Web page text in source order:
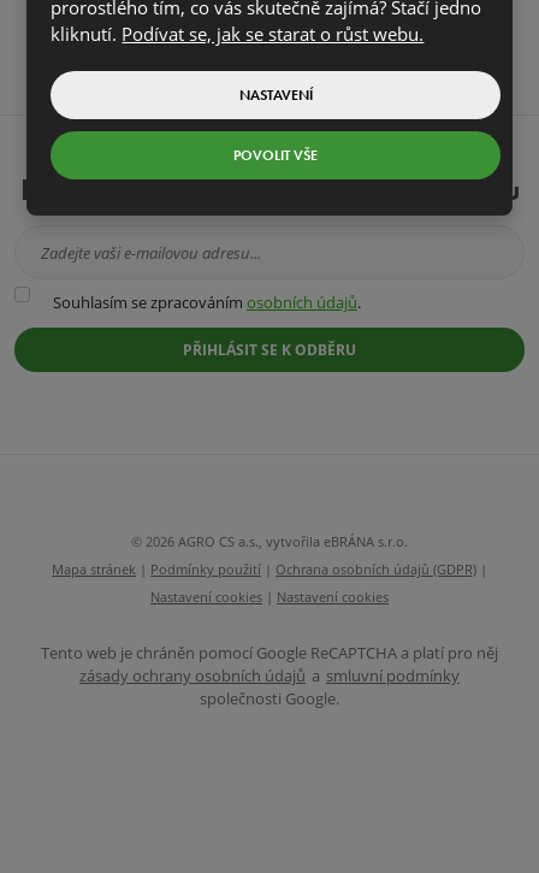
NEWSLETTER
Přihlašte se k odběru našeho magazínu
Souhlasím
zpracováním
osobních
Souhlasím se zpracováním osobních údajů.
PŘIHLÁSIT SE K ODBĚRU
© 2026 AGRO CS a.s., vytvořila eBRÁNA s.r.o.
Mapa stránek | Podmínky použití | Ochrana osobních údajů (GDPR) |
Nastavení cookies | Nastavení cookies
Tento web je chráněn pomocí Google ReCAPTCHA a platí pro něj
zásady ochrany osobních údajů a smluvní podmínky
společnosti Google.
prorostlého tím, co vás skutečně zajímá? Stačí jedno
kliknutí. Podívat se, jak se starat o růst webu.
NASTAVENÍ
POVOLIT VŠE